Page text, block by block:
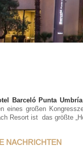
Barceló Punta
eines großen
Resort ist das größte
NACHRICHTEN